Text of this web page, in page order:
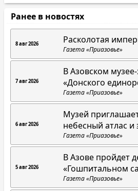
Ранее в новостях
8 авг 2026 Расколотая
Газета «Приазовье»
7 авг 2026
В Азовском
«Донского
Газета «Приазовье»
6 авг 2026
Музей
небесный атлас
Газета «Приазовье»
5 авг 2026
В Азове пройдет
«Гошпитальном
Газета «Приазовье»